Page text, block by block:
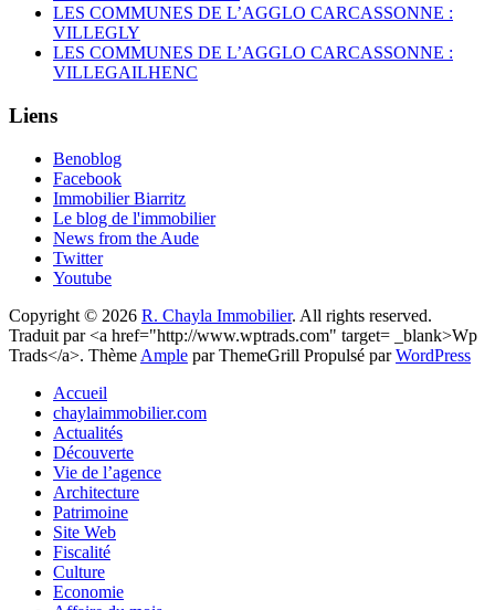
LES COMMUNES DE L’AGGLO CARCASSONNE :
VILLEGLY
LES COMMUNES DE L’AGGLO CARCASSONNE :
VILLEGAILHENC
Liens
Benoblog
Facebook
Immobilier Biarritz
Le blog de l'immobilier
News from the Aude
Twitter
Youtube
Copyright © 2026 R. Chayla Immobilier. All rights reserved.
Traduit par <a href="http://www.wptrads.com" target= _blank>Wp
Trads</a>. Thème Ample par ThemeGrill Propulsé parWordPress
Accueil
chaylaimmobilier.com
Actualités
Découverte
Vie de l’agence
Architecture
Patrimoine
Site Web
Fiscalité
Culture
Economie